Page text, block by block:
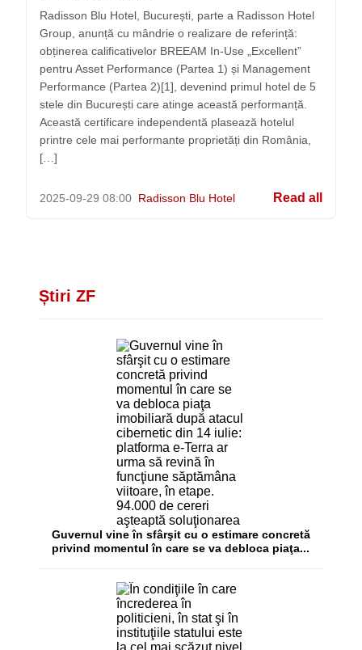
Știri ZF
Guvernul vine în sfârşit cu o estimare concretă
privind momentul în care se va debloca piaţa...
Radisson Blu Hotel, București, parte a Radisson Hotel
Group, anunță cu mândrie o realizare de referință:
obținerea calificativelor BREEAM In-Use „Excellent”
pentru Asset Performance (Partea 1) și Management
Performance (Partea 2)[1], devenind primul hotel de 5
stele din București care atinge această performanță.
Această certificare independentă plasează hotelul
printre cele mai performante proprietăți din România,
[…]
2025-09-29 08:00 Radisson Blu Hotel Read all